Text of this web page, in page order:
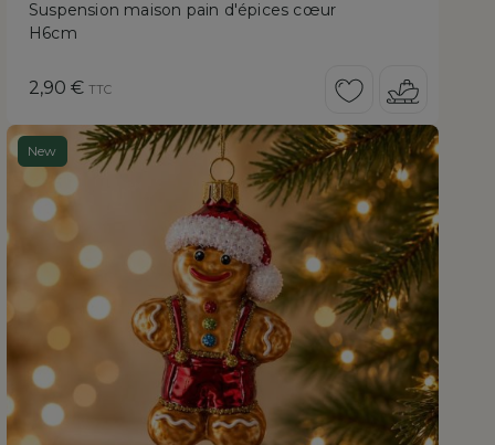
Suspension maison pain d'épices cœur
H6cm
Prix
2,90 € TTC
New